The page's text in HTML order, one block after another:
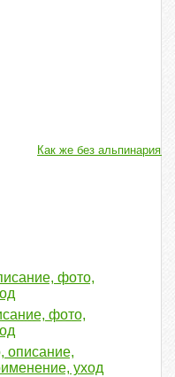
Как же без альпинария...
фото,
фото,
описание,
уход